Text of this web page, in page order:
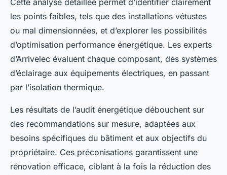
Cette analyse détaillée permet d’identifier clairement
les points faibles, tels que des installations vétustes
ou mal dimensionnées, et d’explorer les possibilités
d’optimisation performance énergétique. Les experts
d’Arrivelec évaluent chaque composant, des systèmes
d’éclairage aux équipements électriques, en passant
par l’isolation thermique.
Les résultats de l’audit énergétique débouchent sur
des recommandations sur mesure, adaptées aux
besoins spécifiques du bâtiment et aux objectifs du
propriétaire. Ces préconisations garantissent une
rénovation efficace, ciblant à la fois la réduction des